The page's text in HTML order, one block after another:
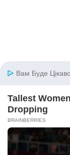
© 2026 iBilingua
Політика